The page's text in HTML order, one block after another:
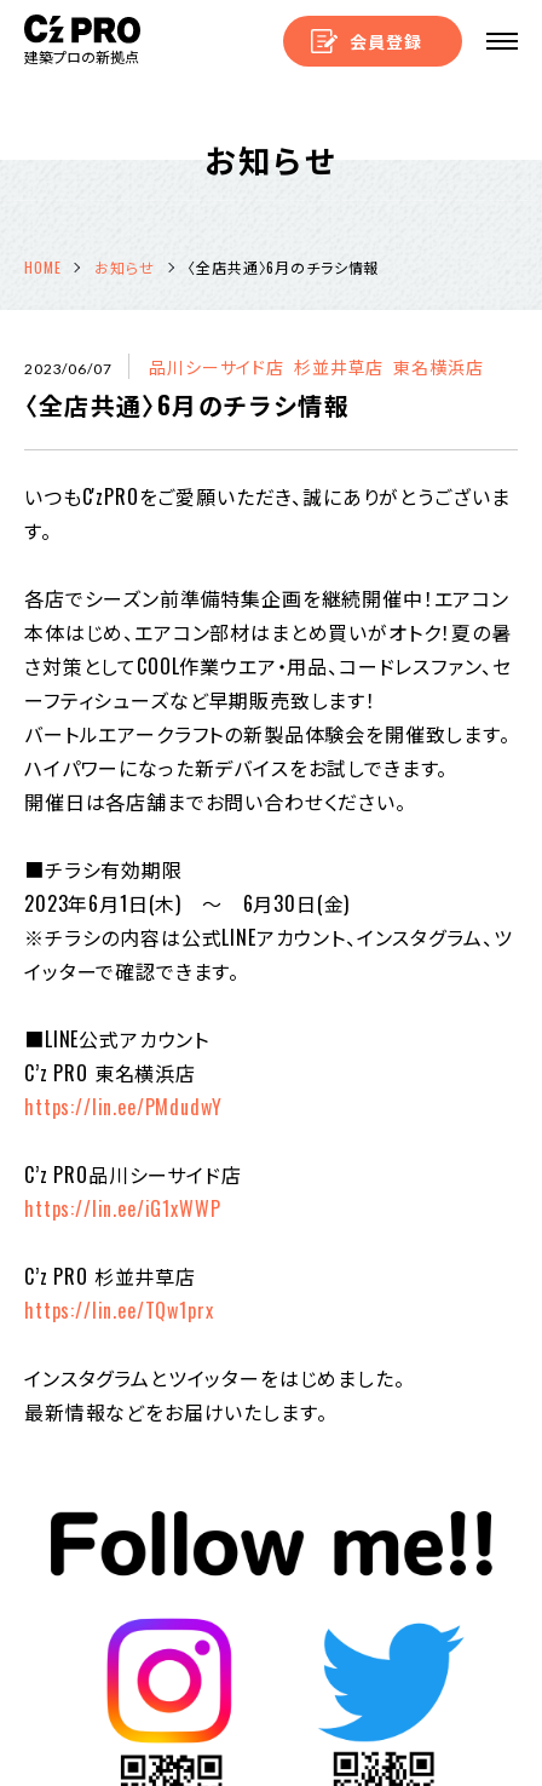
建築プロの新拠点
会員登録
お知らせ
HOME お知らせ 〈全店共通〉6月のチラシ情報
2023/06/07 品川シーサイド店 杉並井草店 東名横浜店
〈全店共通〉6月のチラシ情報
いつもC'zPROをご愛願いただき、誠にありがとうございま
す。
各店でシーズン前準備特集企画を継続開催中！エアコン
本体はじめ、エアコン部材はまとめ買いがオトク！夏の暑
さ対策としてCOOL作業ウエア・用品、コードレスファン、セ
ーフティシューズなど早期販売致します！
バートルエアークラフトの新製品体験会を開催致します。
ハイパワーになった新デバイスをお試しできます。
開催日は各店舗までお問い合わせください。
■チラシ有効期限
2023年6月1日(木) ～ 6月30日(金)
※チラシの内容は公式LINEアカウント、インスタグラム、ツ
イッターで確認できます。
■LINE公式アカウント
C’z PRO 東名横浜店
https://lin.ee/PMdudwY
C’z PRO品川シーサイド店
https://lin.ee/iG1xWWP
C’z PRO 杉並井草店
https://lin.ee/TQw1prx
インスタグラムとツイッターをはじめました。
最新情報などをお届けいたします。